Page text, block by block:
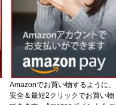
Amazonでお買い物するように、
安全＆最短2クリックでお買い物